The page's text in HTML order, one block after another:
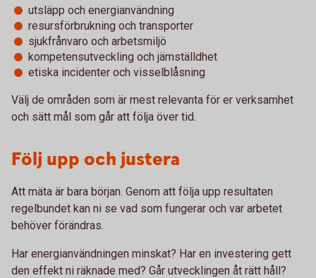
utsläpp och energianvändning
resursförbrukning och transporter
sjukfrånvaro och arbetsmiljö
kompetensutveckling och jämställdhet
etiska incidenter och visselblåsning
Välj de områden som är mest relevanta för er verksamhet
och sätt mål som går att följa över tid.
Följ upp och justera
Att mäta är bara början. Genom att följa upp resultaten
regelbundet kan ni se vad som fungerar och var arbetet
behöver förändras.
Har energianvändningen minskat? Har en investering gett
den effekt ni räknade med? Går utvecklingen åt rätt håll?